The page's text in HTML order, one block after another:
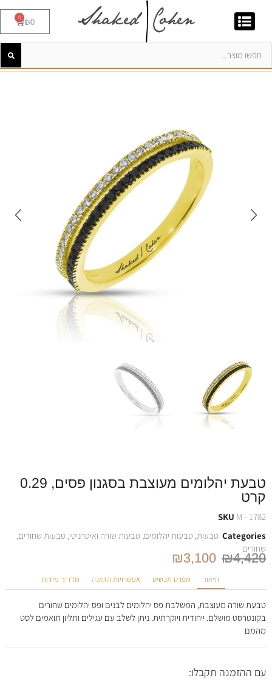
₪0
0
טבעת יהלומים מעוצבת בסגנון פסים, 0.29
קרט
SKU M - 1782
Categories טבעות טבעות יהלומים טבעות שורה ואיטרניטי טבעות שחורים
שחורים
₪4,420
₪3,100
תיאור מפרט תכשיט אפשרויות הזמנה מדריך מידות
טבעת שורה מעוצבת, המשלבת פס יהלומים לבנים ופס יהלומים שחורים
בקונטרסט מושלם. ייחודית ויוקרתית. ניתן לשלב עם עגילים ותליון תואמים לסט
מהמם
עם ההזמנה תקבלו: